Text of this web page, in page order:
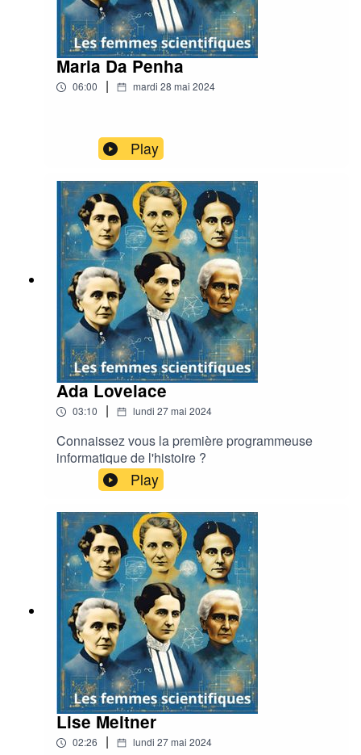
Maria Da Penha
06:00 | mardi 28 mai 2024
Play
Ada Lovelace
03:10 | lundi 27 mai 2024
Connaissez vous la première programmeuse
informatique de l'histoire ?
Play
Lise Meitner
02:26 | lundi 27 mai 2024